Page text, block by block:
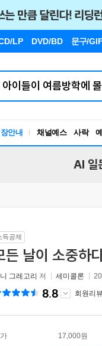
LP DVD/BD 문구/
안내 채널예스 사락
AI 일
득공제
든 날이 소중하
그레고리 저 세미콜론
8.8 회원리
17,000원